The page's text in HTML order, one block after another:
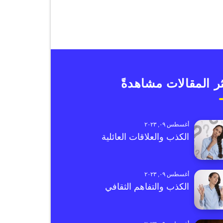
المقالات مشاهدةً
أغسطس ٠٩, ٢٠٢٣
الكذب والعلاقات العائلية
أغسطس ٠٩, ٢٠٢٣
الكذب والتفاهم الثقافي